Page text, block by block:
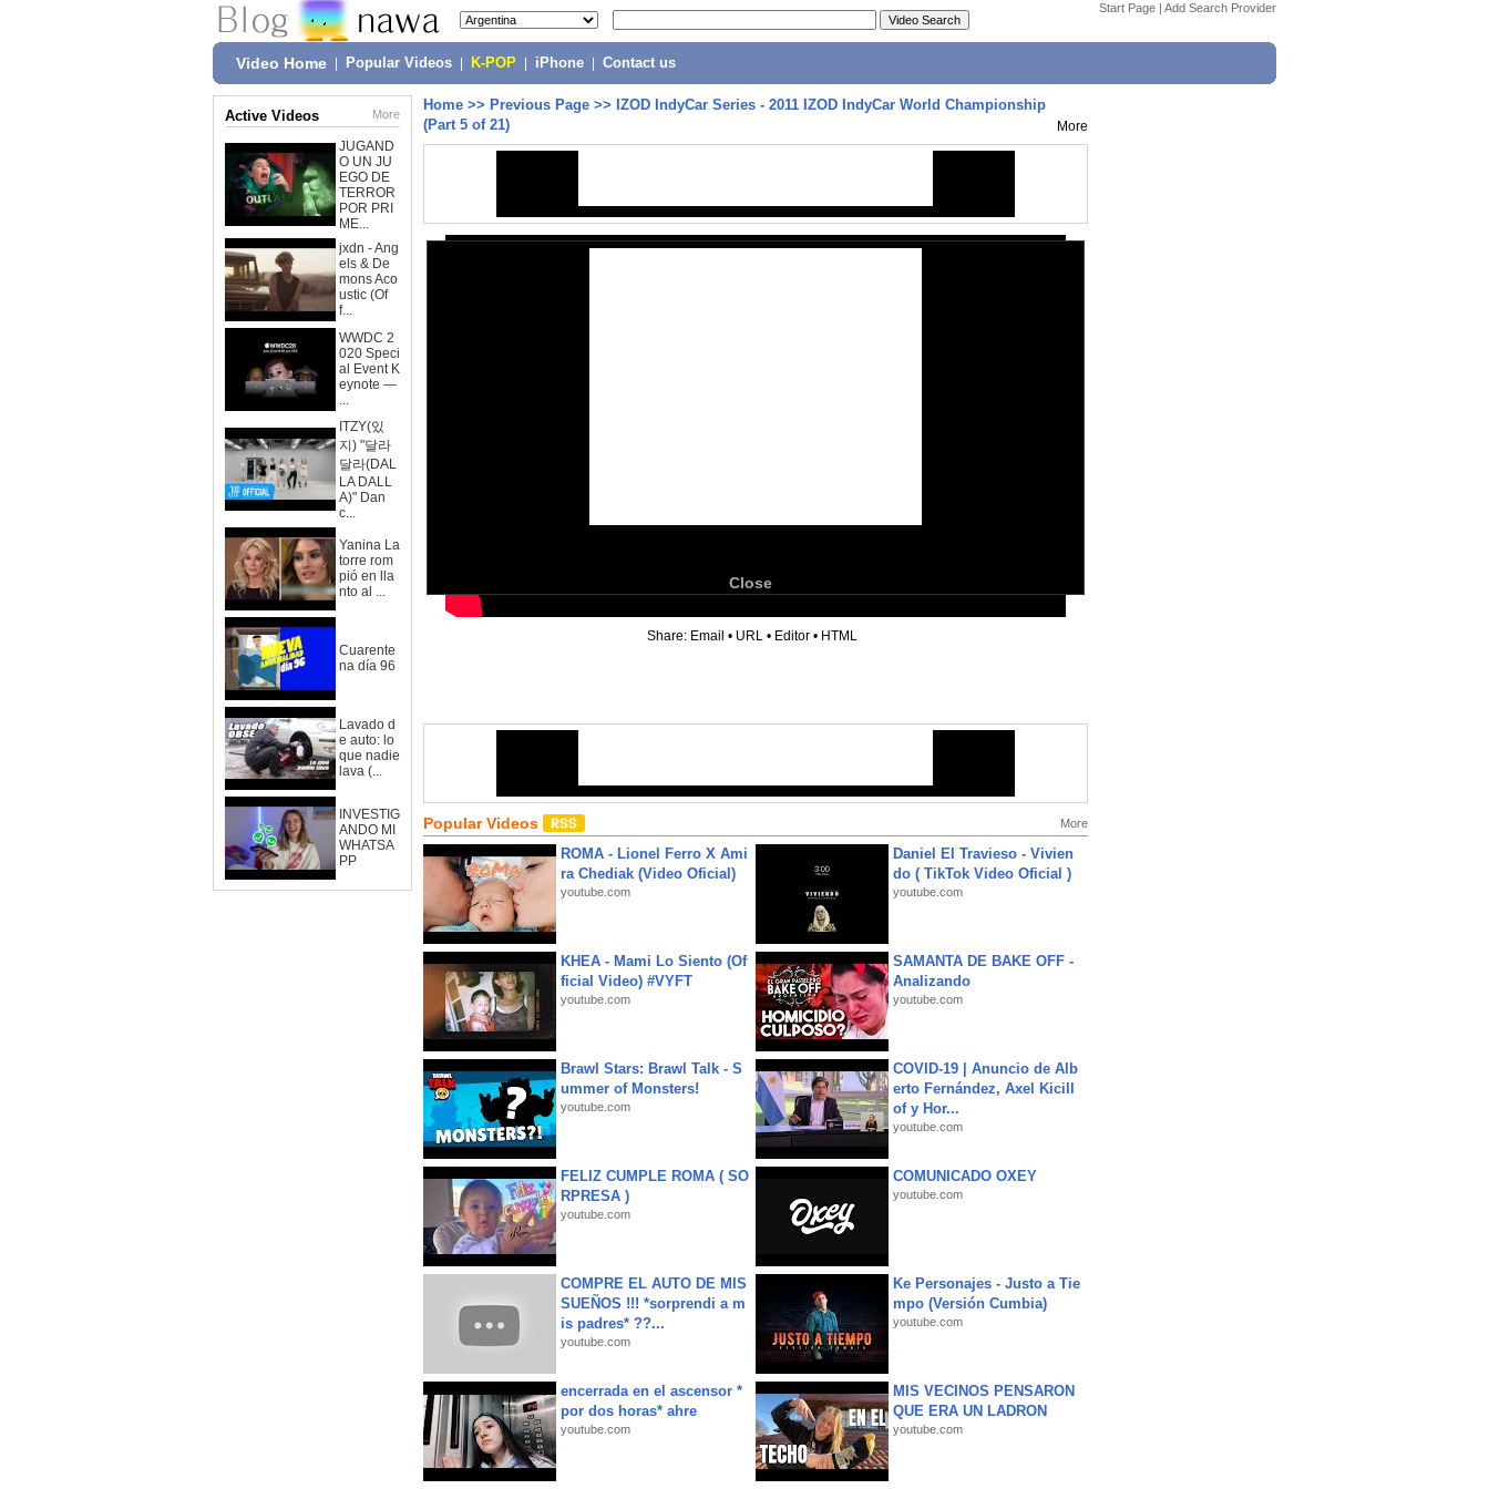
Start Page | Add Search Provider
Video Home Popular Videos K-POP iPhone Contact us
Active Videos More
JUGAND
O UN JU
EGO DE
TERROR
POR PRI
ME...
jxdn - Ang
els & De
mons Aco
ustic (Of
f...
WWDC 2
020 Speci
al Event K
eynote —
...
ITZY(있
지) "달라
달라(DAL
LA DALL
A)" Dan
c...
Yanina La
torre rom
pió en lla
nto al ...
Cuarente
na día 96
Lavado d
e auto: lo
que nadie
lava (...
INVESTIG
ANDO MI
WHATSA
PP
Home >> Previous Page >> IZOD IndyCar Series - 2011 IZOD IndyCar World Championship
(Part 5 of 21)
More
Close
Share: Email • URL • Editor • HTML
Popular Videos More
ROMA - Lionel Ferro X Ami
ra Chediak (Video Oficial)
youtube.com
Daniel El Travieso - Vivien
do ( TikTok Video Oficial )
youtube.com
KHEA - Mami Lo Siento (Of
ficial Video) #VYFT
youtube.com
SAMANTA DE BAKE OFF -
Analizando
youtube.com
Brawl Stars: Brawl Talk - S
ummer of Monsters!
youtube.com
COVID-19 | Anuncio de Alb
erto Fernández, Axel Kicill
of y Hor...
youtube.com
FELIZ CUMPLE ROMA ( SO
RPRESA )
youtube.com
COMUNICADO OXEY
youtube.com
COMPRE EL AUTO DE MIS
SUEÑOS !!! *sorprendi a m
is padres* ??...
youtube.com
Ke Personajes - Justo a Tie
mpo (Versión Cumbia)
youtube.com
encerrada en el ascensor *
por dos horas* ahre
youtube.com
MIS VECINOS PENSARON
QUE ERA UN LADRON
youtube.com